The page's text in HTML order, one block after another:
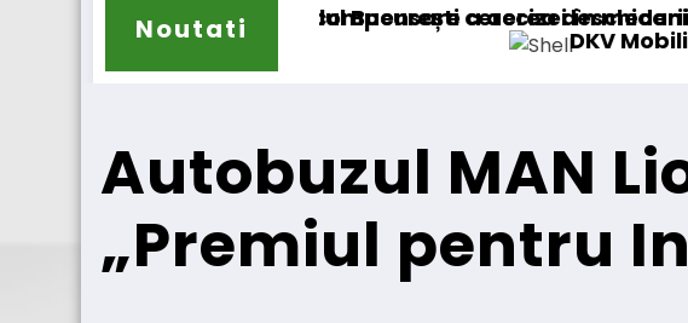
Noutati
a accizei în mecanism permanent
cererea deschiderii procedurii de insolvență
DKV Mobility și Shell își extind parteneriatul
Autobuzul MAN
„Premiul pentru